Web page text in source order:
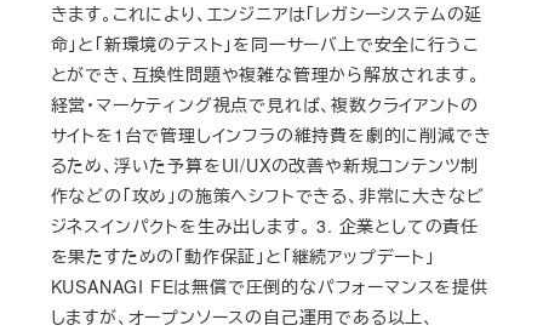
きます。これにより、エンジニアは「レガシーシステムの延
命」と「新環境のテスト」を同一サーバ上で安全に行うこ
とができ、互換性問題や複雑な管理から解放されます。
経営・マーケティング視点で見れば、複数クライアントの
サイトを1台で管理しインフラの維持費を劇的に削減でき
るため、浮いた予算をUI/UXの改善や新規コンテンツ制
作などの「攻め」の施策へシフトできる、非常に大きなビ
ジネスインパクトを生み出します。 3. 企業としての責任
を果たすための「動作保証」と「継続アップデート」
KUSANAGI FEは無償で圧倒的なパフォーマンスを提供
しますが、オープンソースの自己運用である以上、